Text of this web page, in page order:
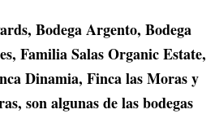
Bodega Argento, Bodega
Familia Salas Organic Estate,
Dinamia, Finca las Moras y
son algunas de las bodegas